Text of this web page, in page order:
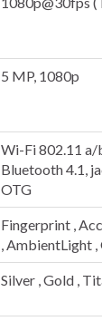
5 MP, 1080p
Wi-Fi 802.11
Bluetooth 4.1,
OTG
Fingerprint ,
, AmbientLight ,
Silver , Gold ,